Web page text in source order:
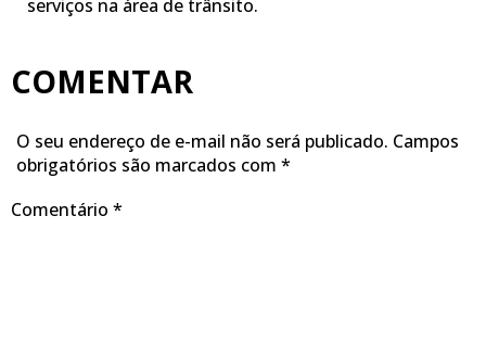
serviços na área de trânsito.
COMENTAR
O seu endereço de e-mail não será publicado. Campos
obrigatórios são marcados com *
Comentário *